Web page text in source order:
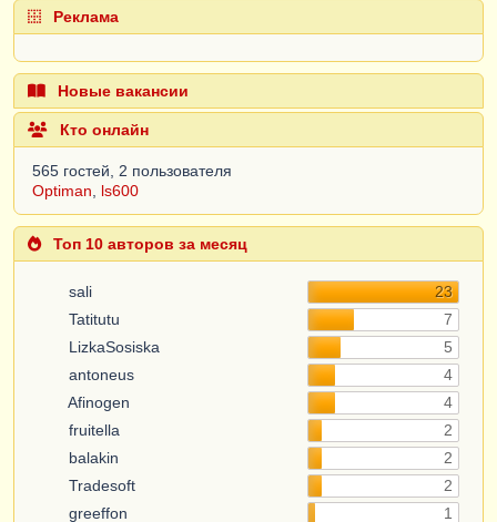
Реклама
Новые вакансии
Кто онлайн
565 гостей, 2 пользователя
Optiman
ls600
Топ 10 авторов за месяц
sali
23
Tatitutu
7
LizkaSosiska
5
antoneus
4
Afinogen
4
fruitella
2
balakin
2
Tradesoft
2
greeffon
1